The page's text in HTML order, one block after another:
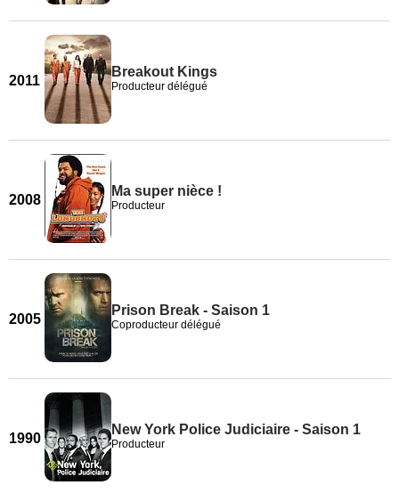
2011
Breakout Kings
Producteur délégué
2008
Ma super nièce !
Producteur
2005
Prison Break - Saison 1
Coproducteur délégué
1990
New York Police Judiciaire - Saison 1
Producteur